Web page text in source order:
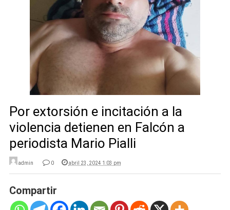
Por extorsión e incitación a la
violencia detienen en Falcón a
periodista Mario Pialli
admin 0 abril 23, 2024 1:03 pm
Compartir